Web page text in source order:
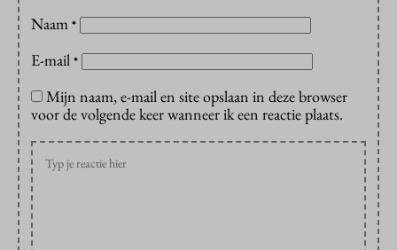
Naam *
E-mail *
Mijn naam, e-mail en site opslaan in deze browser
voor de volgende keer wanneer ik een reactie plaats.